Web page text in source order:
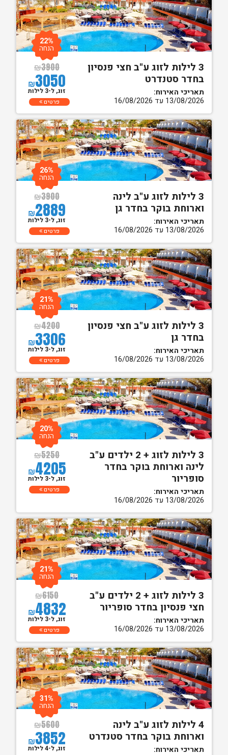
3 לילות לזוג ע"ב חצי פנסיון
בחדר סטנדרט
תאריכי האירוח:
13/08/2026 עד 16/08/2026
₪3900
₪3050
22%
הנחה
זוג, ל-3 לילות
פרטים
3 לילות לזוג ע"ב לינה
וארוחת בוקר בחדר גן
תאריכי האירוח:
13/08/2026 עד 16/08/2026
₪3900
₪2889
26%
הנחה
זוג, ל-3 לילות
פרטים
3 לילות לזוג ע"ב חצי פנסיון
בחדר גן
תאריכי האירוח:
13/08/2026 עד 16/08/2026
₪4200
₪3306
21%
הנחה
זוג, ל-3 לילות
פרטים
3 לילות לזוג + 2 ילדים ע"ב
לינה וארוחת בוקר בחדר
סופריור
תאריכי האירוח:
13/08/2026 עד 16/08/2026
₪5250
₪4205
20%
הנחה
זוג, ל-3 לילות
פרטים
3 לילות לזוג + 2 ילדים ע"ב
חצי פנסיון בחדר סופריור
תאריכי האירוח:
13/08/2026 עד 16/08/2026
₪6150
₪4832
21%
הנחה
זוג, ל-3 לילות
פרטים
4 לילות לזוג ע"ב לינה
וארוחת בוקר בחדר סטנדרט
תאריכי האירוח:
₪5600
₪3852
31%
הנחה
זוג, ל-4 לילות